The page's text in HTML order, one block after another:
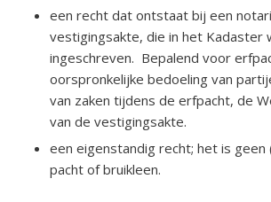
een recht dat ontstaat bij een
vestigingsakte, die in het Kadaster
ingeschreven. Bepalend voor
oorspronkelijke bedoeling van
van zaken tijdens de erfpacht, de
van de vestigingsakte.
een eigenstandig recht; het is geen
pacht of bruikleen.